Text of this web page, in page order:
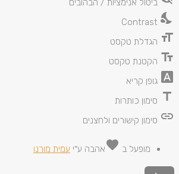
ביטול אנימציות / הבהובים
nights_stay
Contrast
format_size הגדלת טקסט
text_fields הקטנת טקסט
font_download גופן קריא
title סימון כותרות
link סימון קישורים ולחצנים
מופעל ב favoriteאהבה ע״י עמית מורנו